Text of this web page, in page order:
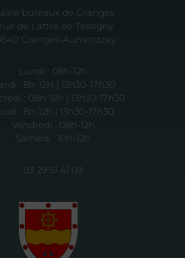
bureaux de Granges
rue de Lattre de Tassigny
Granges-Aumontzey
Lundi : 08h-12h
: 8h-12H | 13h30-17h30
: 08h-12h | 13h30-17h30
: 8h-12h | 13h30-17h30
Vendredi : 08h-12h
Samedi : 10h-12h
03 29 51 41 09